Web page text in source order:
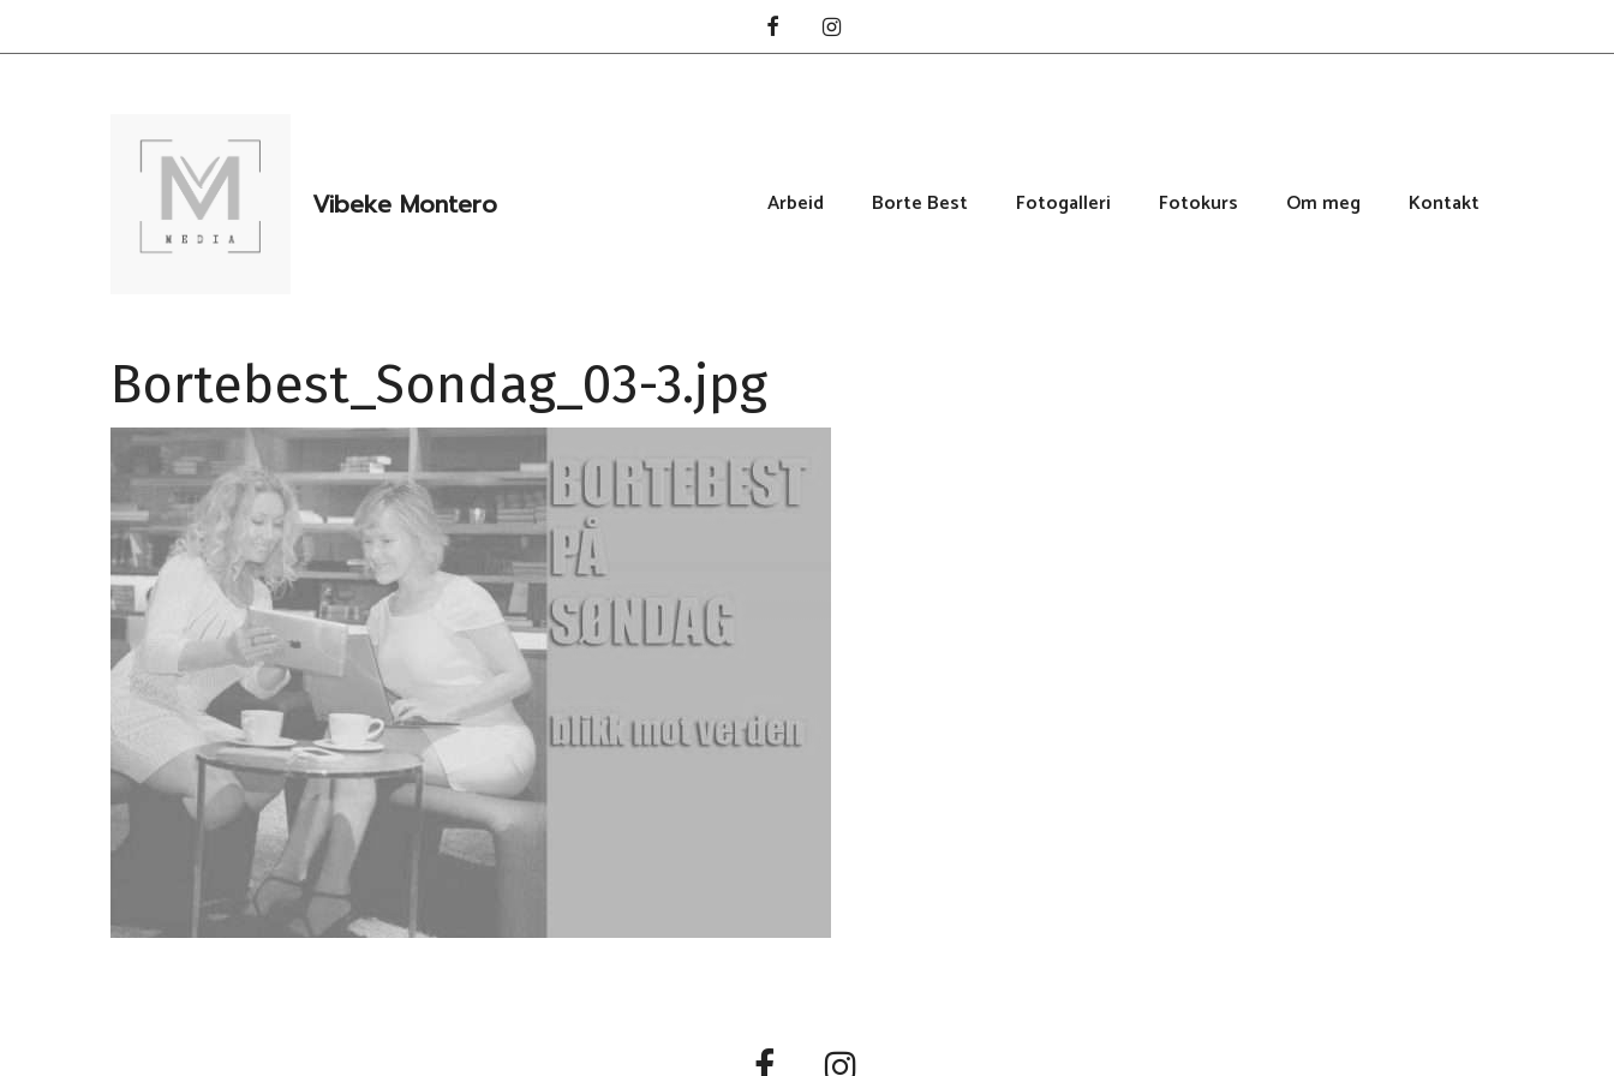
til
Vibeke Montero Arbeid Borte Best Fotogalleri Fotokurs Om meg Kontakt
Bortebest_Sondag_03-3.jpg